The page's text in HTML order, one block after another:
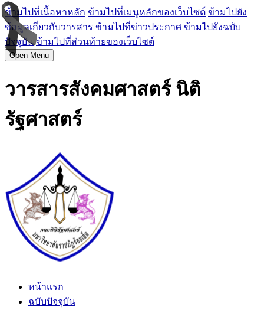
ข้ามไปที่เนื้อหาหลัก ข้ามไปที่เมนูหลักของเว็บไซต์ ข้ามไปยัง
ข้อมูลเกี่ยวกับวารสาร ข้ามไปที่ข่าวประกาศ ข้ามไปยังฉบับ
ปัจจุบัน ข้ามไปที่ส่วนท้ายของเว็บไซต์
Open Menu
วารสารสังคมศาสตร์ นิติ
รัฐศาสตร์
หน้าแรก
ฉบับปัจจุบัน